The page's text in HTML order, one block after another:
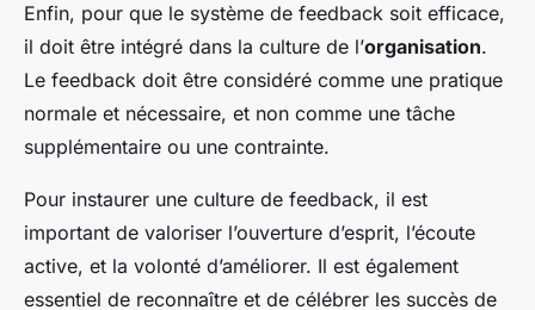
Enfin, pour que le système de feedback soit efficace,
il doit être intégré dans la culture de l’organisation.
Le feedback doit être considéré comme une pratique
normale et nécessaire, et non comme une tâche
supplémentaire ou une contrainte.
Pour instaurer une culture de feedback, il est
important de valoriser l’ouverture d’esprit, l’écoute
active, et la volonté d’améliorer. Il est également
essentiel de reconnaître et de célébrer les succès de